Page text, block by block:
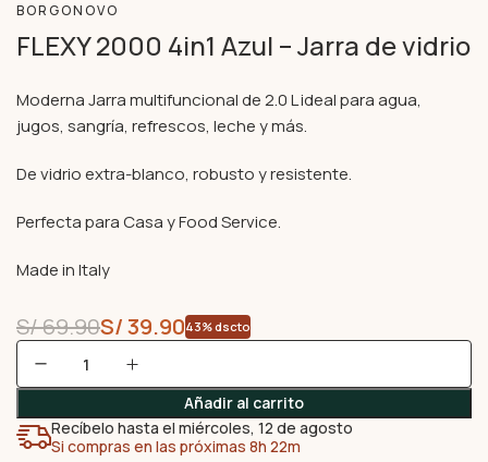
BORGONOVO
FLEXY 2000 4in1 Azul – Jarra de vidrio
Moderna Jarra multifuncional de 2.0 L ideal para agua,
jugos, sangría, refrescos, leche y más.
De vidrio extra-blanco, robusto y resistente.
Perfecta para Casa y Food Service.
Made in Italy
S/69.90S/39.9043% dscto
Añadir al carrito
Recíbelo hasta el miércoles, 12 de agosto
Si compras en las próximas 8h 22m